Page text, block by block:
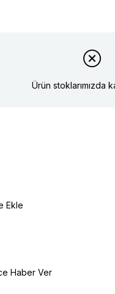
Ürün stoklarımızda
Ekle
Haber Ver